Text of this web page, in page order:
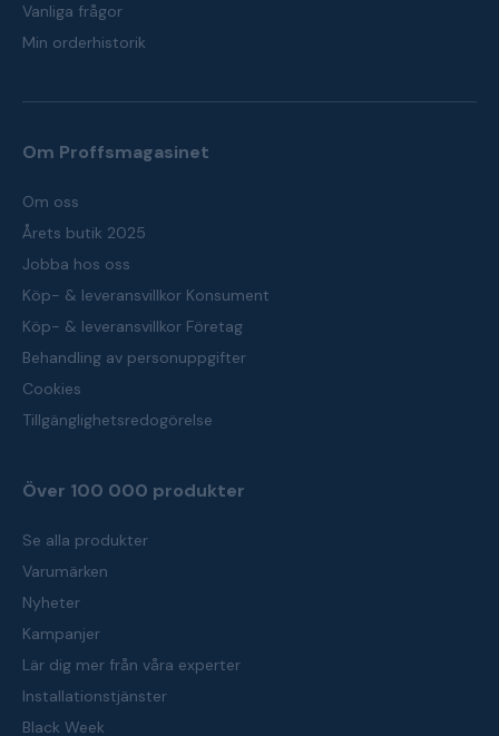
Vanliga frågor
Min orderhistorik
Om Proffsmagasinet
Om oss
Årets butik 2025
Jobba hos oss
Köp- & leveransvillkor Konsument
Köp- & leveransvillkor Företag
Behandling av personuppgifter
Cookies
Tillgänglighetsredogörelse
Över 100 000 produkter
Se alla produkter
Varumärken
Nyheter
Kampanjer
Lär dig mer från våra experter
Installationstjänster
Black Week